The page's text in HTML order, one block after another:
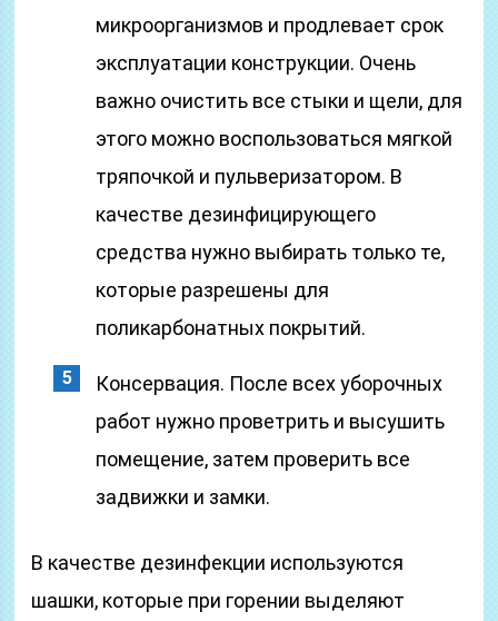
микроорганизмов и продлевает срок
эксплуатации конструкции. Очень
важно очистить все стыки и щели, для
этого можно воспользоваться мягкой
тряпочкой и пульверизатором. В
качестве дезинфицирующего
средства нужно выбирать только те,
которые разрешены для
поликарбонатных покрытий.
Консервация. После всех уборочных
работ нужно проветрить и высушить
помещение, затем проверить все
задвижки и замки.
В качестве дезинфекции используются
шашки, которые при горении выделяют